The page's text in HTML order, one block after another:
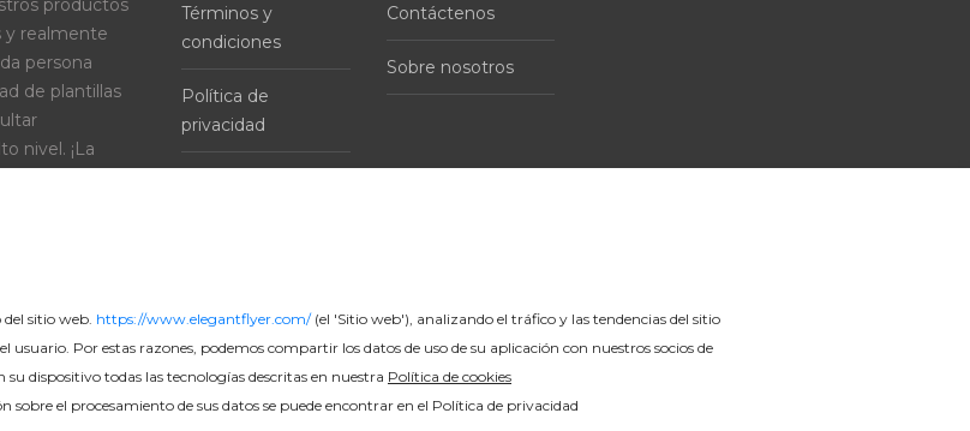
productos
y realmente
persona
de plantillas
nivel. ¡La
Términos y
condiciones
Política de
privacidad
Contáctenos
Sobre nosotros
sitio web. https://www.elegantflyer.com/(el 'Sitio web'), analizando el tráfico y las tendencias del sitio
Por estas razones, podemos compartir los datos de uso de su aplicación con nuestros socios de
dispositivo todas las tecnologías descritas en nuestra Política de cookies
sobre el procesamiento de sus datos se puede encontrar en el Política de privacidad